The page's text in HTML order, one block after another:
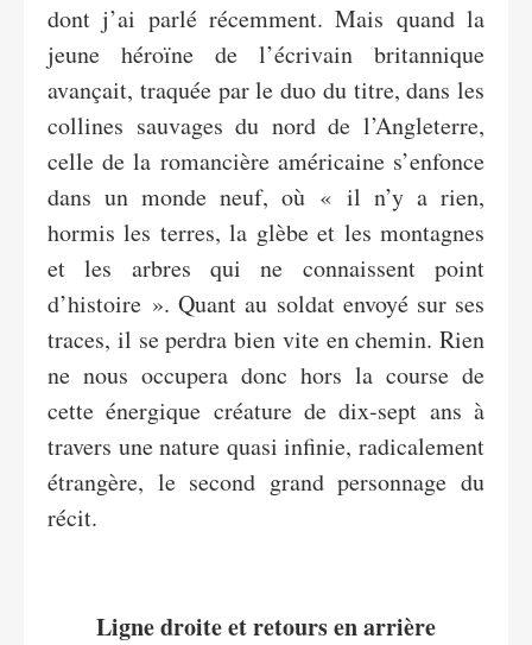
dont j’ai parlé récemment. Mais quand la
jeune héroïne de l’écrivain britannique
avançait, traquée par le duo du titre, dans les
collines sauvages du nord de l’Angleterre,
celle de la romancière américaine s’enfonce
dans un monde neuf, où « il n’y a rien,
hormis les terres, la glèbe et les montagnes
et les arbres qui ne connaissent point
d’histoire ». Quant au soldat envoyé sur ses
traces, il se perdra bien vite en chemin. Rien
ne nous occupera donc hors la course de
cette énergique créature de dix-sept ans à
travers une nature quasi infinie, radicalement
étrangère, le second grand personnage du
récit.
Ligne droite et retours en arrière